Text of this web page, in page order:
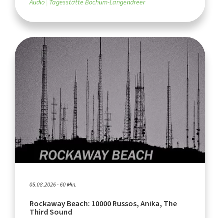
Audio Tagesstätte Bochum-Langendreer
05.08.2026 - 60 Min.
Rockaway Beach: 10000 Russos, Anika, The
Third Sound